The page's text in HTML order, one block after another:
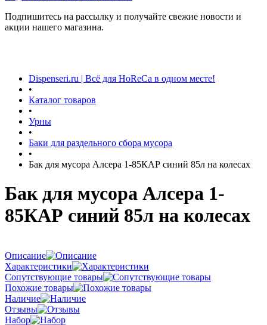
Подпишитесь на рассылку и получайте свежие новости и
акции нашего магазина.
Dispenseri.ru | Всё для HoReCa в одном месте!
•
Каталог товаров
•
Урны
•
Баки для раздельного сбора мусора
•
Бак для мусора Алсера 1-85КАР синий 85л на колесах
Бак для мусора Алсера 1-
85КАР синий 85л на колесах
Описание
Характеристики
Сопутствующие товары
Похожие товары
Наличие
Отзывы
Набор